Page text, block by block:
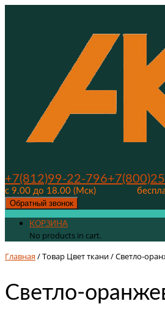
+7(812)99-22-796
с 9.00 до 18.00 (Мск)
Обратный звонок
КОРЗИНА
No products in cart.
Главная/ Товар Цвет ткани / Светло-
Светло-